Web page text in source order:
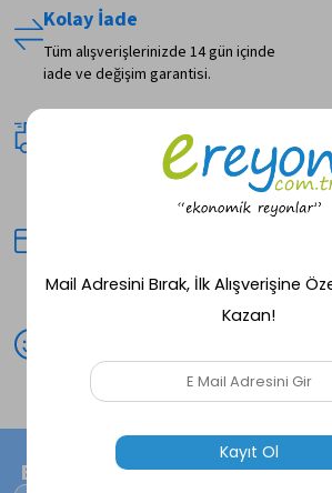
Kolay İade
Tüm alışverişlerinizde 14 gün içinde
iade ve değişim garantisi.
Seçili ürünlerde aynı gün kargo
deneyimi!
Peşin fiyatına avantajlı alışveriş
deneyimi!
E-Bültene kayıt ol, size özel